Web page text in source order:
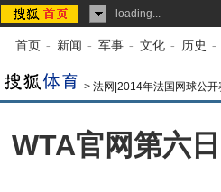
loading...
首页 - 新闻 - 军事 - 文化 - 历史 -
> 法网|2014年法国网球公开
WTA官网第六